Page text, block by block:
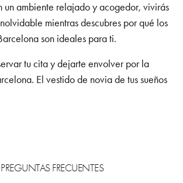
un ambiente relajado y acogedor, vivirás
mientras descubres por qué los
son ideales para ti.
tu cita y dejarte envolver por la
El vestido de novia de tus sueños
PREGUNTAS FRECUENTES